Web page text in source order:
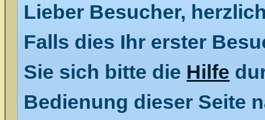
Lieber Besucher,
Falls dies Ihr erster
Sie sich bitte die Hilfe
Bedienung dieser Seite